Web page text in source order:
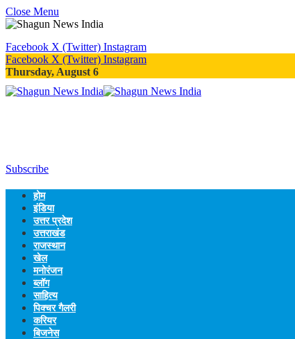
Close Menu
Facebook X (Twitter) Instagram
Facebook X (Twitter) Instagram
Thursday, August 6
Subscribe
होम
इंडिया
उत्तर प्रदेश
उत्तराखंड
राजस्थान
खेल
मनोरंजन
ब्लॉग
साहित्य
पिक्चर गैलरी
करियर
बिजनेस